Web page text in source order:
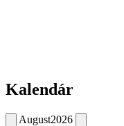
Kalendár
August2026